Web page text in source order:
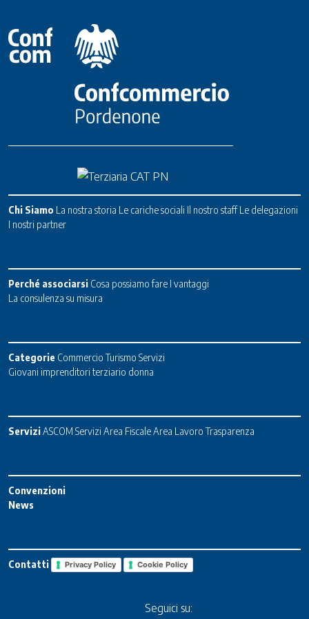
Chi Siamo La nostra storia Le cariche sociali Il nostro staff Le delegazioni
I nostri partner
Perché associarsi Cosa possiamo fare I vantaggi
La consulenza su misura
Categorie Commercio Turismo Servizi
Giovani imprenditori terziario donna
ServiziASCOM Servizi Area FiscaleArea Lavoro Trasparenza
Convenzioni
News
Contatti Privacy Policy Cookie Policy
Seguici su: